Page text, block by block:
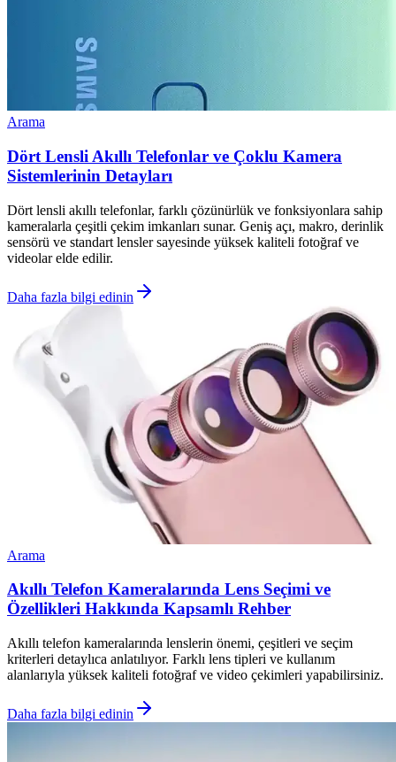
Arama
Dört Lensli Akıllı Telefonlar ve Çoklu Kamera
Sistemlerinin Detayları
Dört lensli akıllı telefonlar, farklı çözünürlük ve fonksiyonlara sahip
kameralarla çeşitli çekim imkanları sunar. Geniş açı, makro, derinlik
sensörü ve standart lensler sayesinde yüksek kaliteli fotoğraf ve
videolar elde edilir.
Daha fazla bilgi edinin
Arama
Akıllı Telefon Kameralarında Lens Seçimi ve
Özellikleri Hakkında Kapsamlı Rehber
Akıllı telefon kameralarında lenslerin önemi, çeşitleri ve seçim
kriterleri detaylıca anlatılıyor. Farklı lens tipleri ve kullanım
alanlarıyla yüksek kaliteli fotoğraf ve video çekimleri yapabilirsiniz.
Daha fazla bilgi edinin